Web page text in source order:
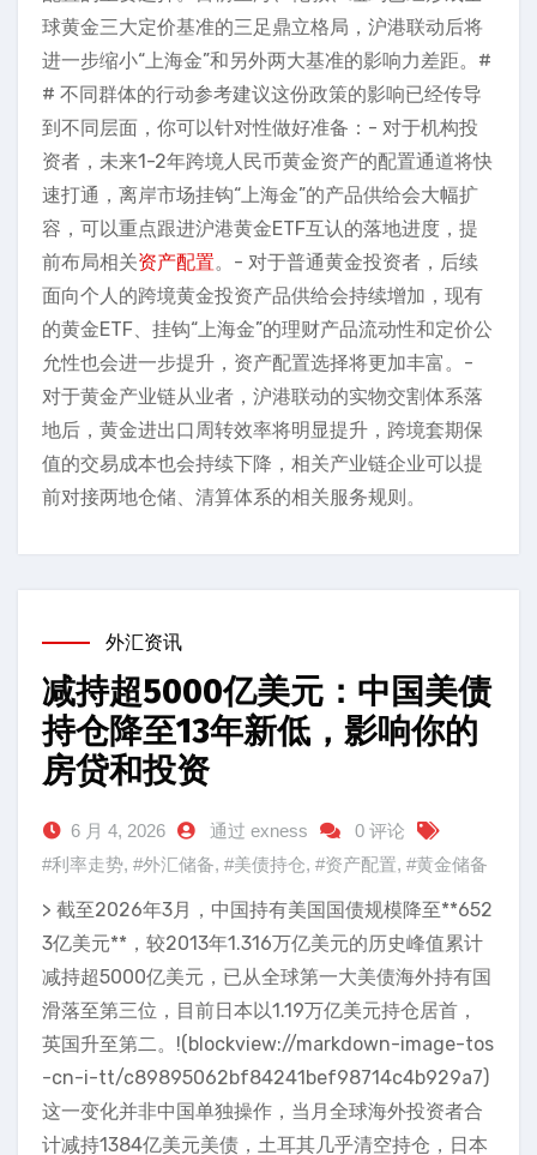
球黄金三大定价基准的三足鼎立格局，沪港联动后将
进一步缩小“上海金”和另外两大基准的影响力差距。#
# 不同群体的行动参考建议这份政策的影响已经传导
到不同层面，你可以针对性做好准备：- 对于机构投
资者，未来1-2年跨境人民币黄金资产的配置通道将快
速打通，离岸市场挂钩“上海金”的产品供给会大幅扩
容，可以重点跟进沪港黄金ETF互认的落地进度，提
前布局相关资产配置。- 对于普通黄金投资者，后续
面向个人的跨境黄金投资产品供给会持续增加，现有
的黄金ETF、挂钩“上海金”的理财产品流动性和定价公
允性也会进一步提升，资产配置选择将更加丰富。-
对于黄金产业链从业者，沪港联动的实物交割体系落
地后，黄金进出口周转效率将明显提升，跨境套期保
值的交易成本也会持续下降，相关产业链企业可以提
前对接两地仓储、清算体系的相关服务规则。
外汇资讯
减持超5000亿美元：中国美债
持仓降至13年新低，影响你的
房贷和投资
6 月 4, 2026 通过 exness
0 评论
#利率走势, #外汇储备, #美债持仓, #资产配置, #黄金储备
> 截至2026年3月，中国持有美国国债规模降至**652
3亿美元**，较2013年1.316万亿美元的历史峰值累计
减持超5000亿美元，已从全球第一大美债海外持有国
滑落至第三位，目前日本以1.19万亿美元持仓居首，
英国升至第二。!(blockview://markdown-image-tos
-cn-i-tt/c89895062bf84241bef98714c4b929a7)
这一变化并非中国单独操作，当月全球海外投资者合
计减持1384亿美元美债，土耳其几乎清空持仓，日本